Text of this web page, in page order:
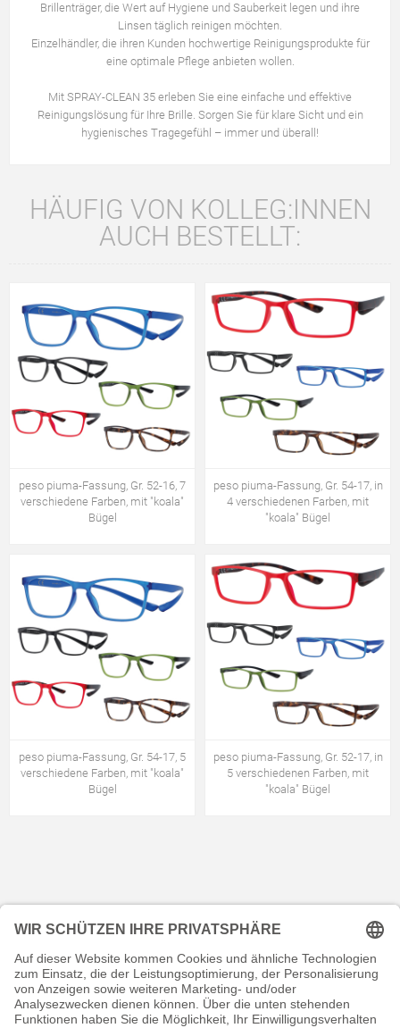
Brillenträger, die Wert auf Hygiene und Sauberkeit legen und ihre
Linsen täglich reinigen möchten.
Einzelhändler, die ihren Kunden hochwertige Reinigungsprodukte für
eine optimale Pflege anbieten wollen.
Mit SPRAY-CLEAN 35 erleben Sie eine einfache und effektive
Reinigungslösung für Ihre Brille. Sorgen Sie für klare Sicht und ein
hygienisches Tragegefühl – immer und überall!
HÄUFIG VON KOLLEG:INNEN
AUCH BESTELLT:
peso piuma-Fassung, Gr. 52-16, 7
verschiedene Farben, mit "koala"
Bügel
peso piuma-Fassung, Gr. 54-17, in
4 verschiedenen Farben, mit
"koala" Bügel
peso piuma-Fassung, Gr. 54-17, 5
verschiedene Farben, mit "koala"
Bügel
peso piuma-Fassung, Gr. 52-17, in
5 verschiedenen Farben, mit
"koala" Bügel